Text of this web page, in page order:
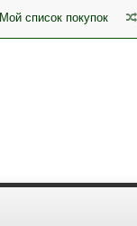
Мой список покупок